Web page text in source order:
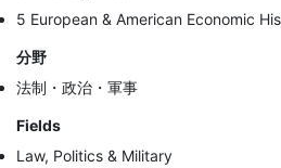
5 European & American Economic
分野
法制・政治・軍事
Fields
Law, Politics & Military